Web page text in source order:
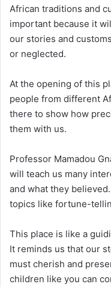
African traditions and
important because it
our stories and
or neglected.
At the opening of this
people from different
there to show how
them with us.
Professor Mamadou
will teach us many
and what they
topics like fortune-
This place is like a
It reminds us that our
must cherish and
children like you can